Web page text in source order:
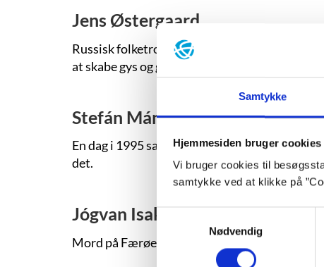
Samtykke
Hjemmesiden bruger cookies
Vi bruger cookies til
samtykke ved at klikke på
Samtykkevalg
Nødvendig
Jens Østergaard
Russisk folketro, videnskab, mishandlede
at skabe gys og gru i sine kriminalhistorier.
Stefán Máni
En dag i 1995 sagde islandske Stefán Máni
det.
Jógvan Isaksen
Mord på Færøerne er en yderst sjælden